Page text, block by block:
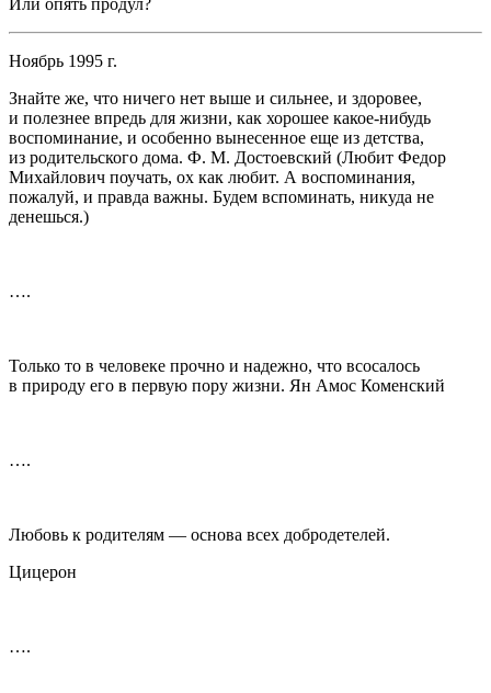
Или опять продул?
Ноябрь 1995 г.
Знайте же, что ничего нет выше и сильнее, и здоровее,
и полезнее впредь для жизни, как хорошее какое-нибудь
воспоминание, и особенно вынесенное еще из детства,
из родительского дома. Ф. М. Достоевский (Любит Федор
Михайлович поучать, ох как любит. А воспоминания,
пожалуй, и правда важны. Будем вспоминать, никуда не
денешься.)
….
Только то в человеке прочно и надежно, что всосалось
в природу его в первую пору жизни. Ян Амос Коменский
….
Любовь к родителям — основа всех добродетелей.
Цицерон
….